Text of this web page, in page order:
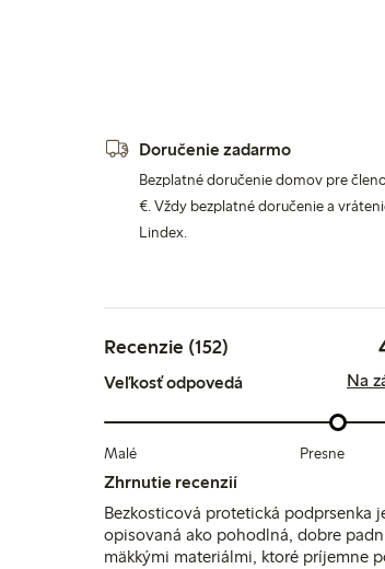
Doručenie zadarmo
Bezplatné doručenie domov pre
€. Vždy bezplatné doručenie a
Lindex.
Recenzie (152)
Veľkosť odpovedá Na
Malé Presne
Zhrnutie recenzií
Bezkosticová protetická podprsenka
opisovaná ako pohodlná, dobre
mäkkými materiálmi, ktoré príjemne